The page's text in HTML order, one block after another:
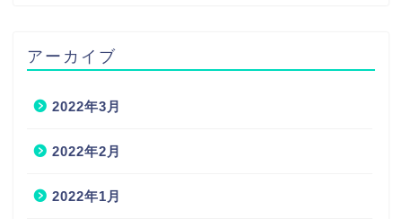
アーカイブ
2022年3月
2022年2月
2022年1月